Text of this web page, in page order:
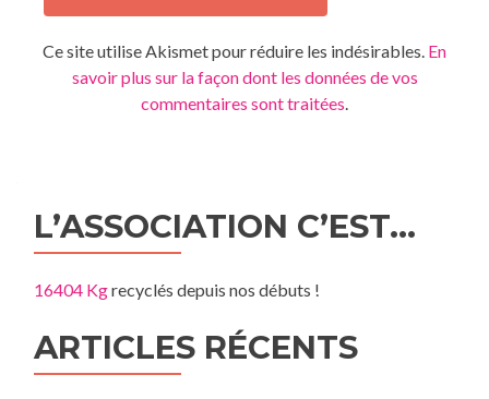
Ce site utilise Akismet pour réduire les indésirables. En
savoir plus sur la façon dont les données de vos
commentaires sont traitées.
L’ASSOCIATION C’EST…
16404 Kgrecyclés depuis nos débuts !
ARTICLES RÉCENTS